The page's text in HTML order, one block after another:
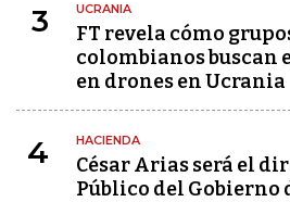
3 UCRANIA
FT revela cómo
colombianos buscan
en drones en Ucrania
4 HACIENDA
César Arias será el
Público del Gobierno